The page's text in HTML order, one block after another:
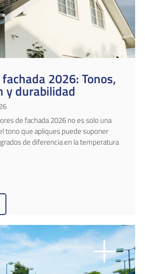
2026: Tonos,
y durabilidad
de fachada 2026 no es solo una
tono que apliques puede suponer
de diferencia en la temperatura